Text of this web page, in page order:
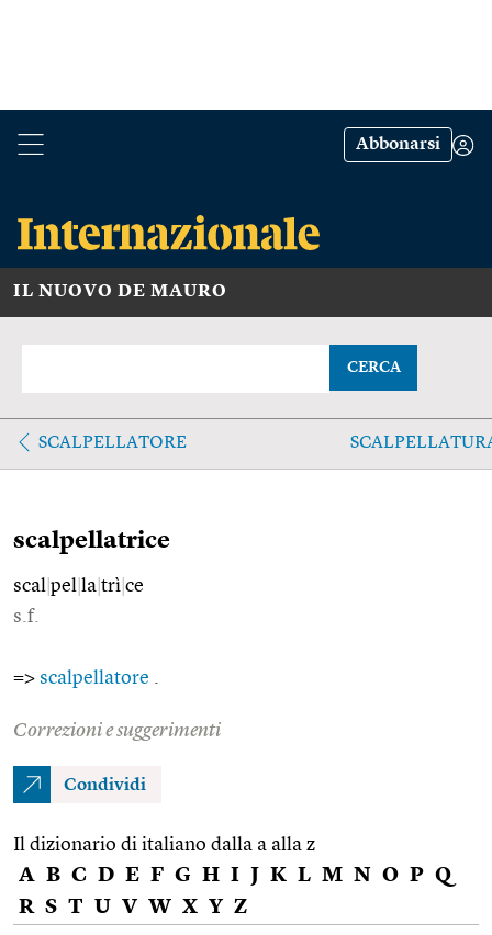
Abbonarsi
IL NUOVO DE MAURO
CERCA
SCALPELLATORE
scalpellatrice
scal pel la trì ce
s.f.
=> scalpellatore
Correzioni e suggerimenti
Condividi
Il dizionario di italiano dalla a alla z
A B C D E F G H I J K L M N O P Q
R S T U V W X Y Z